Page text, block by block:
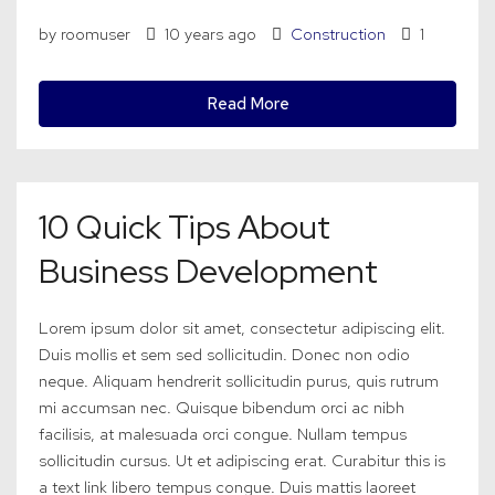
by roomuser 10 years ago Construction 1
Read More
10 Quick Tips About
Business Development
Lorem ipsum dolor sit amet, consectetur adipiscing elit.
Duis mollis et sem sed sollicitudin. Donec non odio
neque. Aliquam hendrerit sollicitudin purus, quis rutrum
mi accumsan nec. Quisque bibendum orci ac nibh
facilisis, at malesuada orci congue. Nullam tempus
sollicitudin cursus. Ut et adipiscing erat. Curabitur this is
a text link libero tempus congue. Duis mattis laoreet